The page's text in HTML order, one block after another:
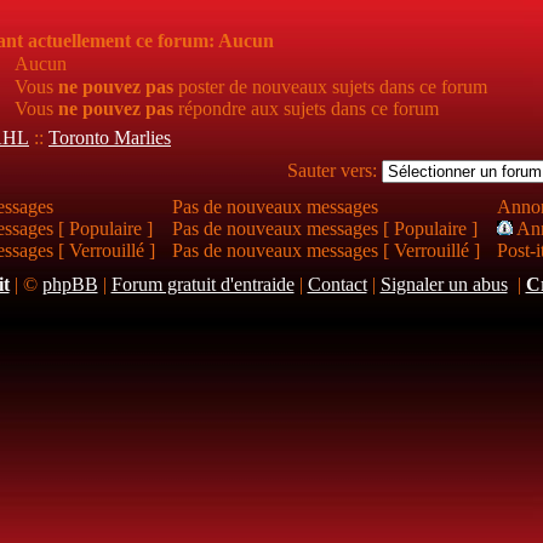
actuellement ce forum: Aucun
Aucun
Vous ne pouvez pas poster de nouveaux sujets dans ce forum
Vous ne pouvez pas répondre aux sujets dans ce forum
:: Toronto Marlies
Sauter vers:
[ Populaire ]
[ Verrouillé ]
Pas de nouveaux messages
Pas de nouveaux messages [ Populaire ]
Pas de nouveaux messages [ Verrouillé ]
Post-
| © phpBB | Forum gratuit d'entraide| Contact| Signaler un abus|